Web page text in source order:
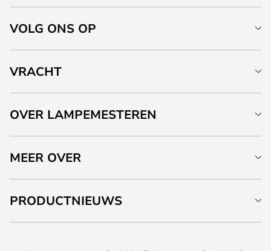
VOLG ONS OP
VRACHT
OVER LAMPEMESTEREN
MEER OVER
PRODUCTNIEUWS